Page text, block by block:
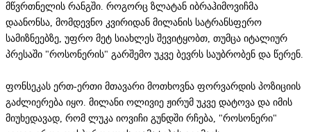
მწვრთნელის რანგში. როგორც ზლატან იბრაჰიმოვიჩმა
დაანონსა, მომდევნო კვირიდან მილანის სატრანსფერო
სამიზნეებზე, უფრო მეტ სიახლეს შევიტყობთ, თუმცა იტალიურ
პრესაში "როსონერის" გარშემო უკვე ბევრს საუბრობენ და წერენ.
ფონსეკას ერთ-ერთი მთავარი მოთხოვნა ფორვარდის პოზიციის
გაძლიერება იყო. მილანი ოლივიე ჟირუმ უკვე დატოვა და იმის
მიუხედავად, რომ ლუკა იოვიჩი გუნდში რჩება, "როსონერი"